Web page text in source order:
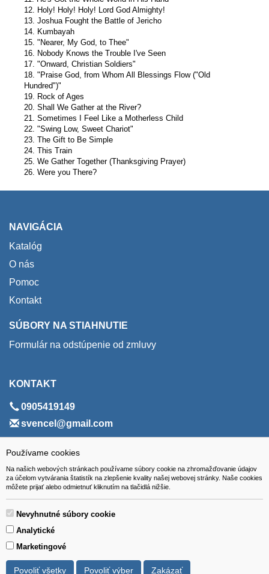
Používame cookies
Na našich webových stránkach používame súbory cookie na zhromažďovanie údajov
za účelom vytvárania štatistík na zlepšenie kvality našej webovej stránky. Naše cookies
môžete prijať alebo odmietnuť kliknutím na tlačidlá nižšie.
Nevyhnutné súbory cookie
Analytické
Marketingové
Povoliť všetky Povoliť výber Zakázať
12. Holy! Holy! Holy! Lord God Almighty!
13. Joshua Fought the Battle of Jericho
14. Kumbayah
15. "Nearer, My God, to Thee"
16. Nobody Knows the Trouble I've Seen
17. "Onward, Christian Soldiers"
18. "Praise God, from Whom All Blessings Flow ("Old
Hundred")"
19. Rock of Ages
20. Shall We Gather at the River?
21. Sometimes I Feel Like a Motherless Child
22. "Swing Low, Sweet Chariot"
23. The Gift to Be Simple
24. This Train
25. We Gather Together (Thanksgiving Prayer)
26. Were you There?
NAVIGÁCIA
Katalóg
O nás
Pomoc
Kontakt
SÚBORY NA STIAHNUTIE
Formulár na odstúpenie od zmluvy
KONTAKT
0905419149
svencel@gmail.com
ADRESA
VEST - tech s.r.o.
Hviezdoslavova 280/6, 965 01 Žiar nad Hronom
Slovakia (Slovak Republic)